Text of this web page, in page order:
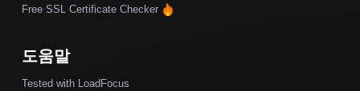
Free SSL Certificate Checker
도움말
Tested with LoadFocus